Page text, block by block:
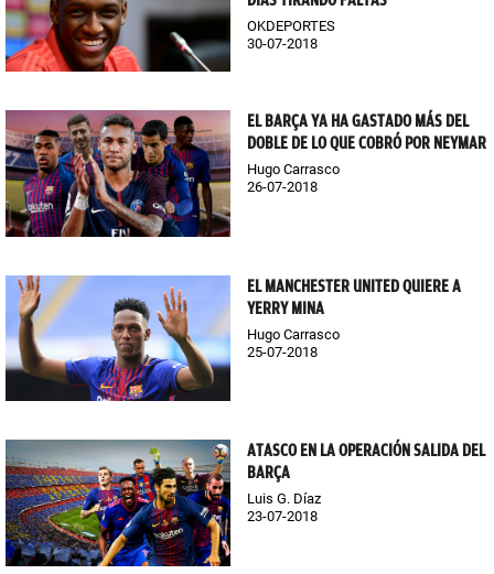
OKDEPORTES
30-07-2018
EL BARÇA YA HA GASTADO MÁS DEL
DOBLE DE LO QUE COBRÓ POR NEYMAR
Hugo Carrasco
26-07-2018
EL MANCHESTER UNITED QUIERE A
YERRY MINA
Hugo Carrasco
25-07-2018
ATASCO EN LA OPERACIÓN SALIDA DEL
BARÇA
Luis G. Díaz
23-07-2018